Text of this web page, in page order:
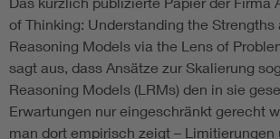
of Thinking: Understanding the
Reasoning Models via the Lens of
sagt aus, dass Ansätze zur Skalierung
Reasoning Models (LRMs) den in sie
Erwartungen nur eingeschränkt gerecht
man dort empirisch zeigt – Limitierungen